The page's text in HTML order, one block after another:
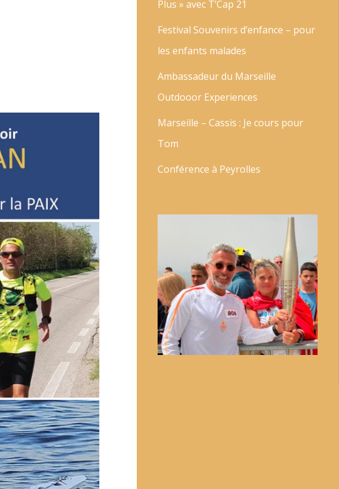
Plus » avec T’Cap 21
Festival Souvenirs d’enfance – pour
les enfants malades
Ambassadeur du Marseille
Outdooor Experiences
Marseille – Cassis : Je cours pour
Tom
Conférence à Peyrolles